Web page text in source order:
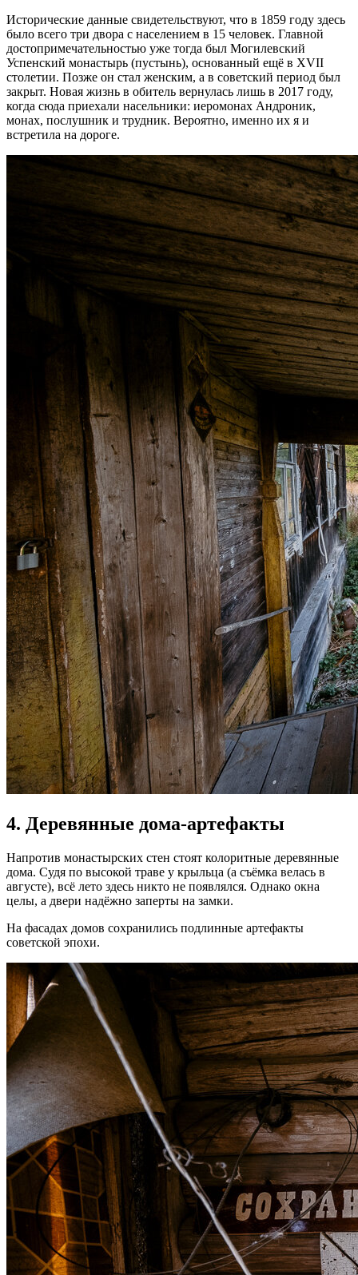
Исторические данные свидетельствуют, что в 1859 году здесь
было всего три двора с населением в 15 человек. Главной
достопримечательностью уже тогда был Могилевский
Успенский монастырь (пустынь), основанный ещё в XVII
столетии. Позже он стал женским, а в советский период был
закрыт. Новая жизнь в обитель вернулась лишь в 2017 году,
когда сюда приехали насельники: иеромонах Андроник,
монах, послушник и трудник. Вероятно, именно их я и
встретила на дороге.
4. Деревянные дома-артефакты
Напротив монастырских стен стоят колоритные деревянные
дома. Судя по высокой траве у крыльца (а съёмка велась в
августе), всё лето здесь никто не появлялся. Однако окна
целы, а двери надёжно заперты на замки.
На фасадах домов сохранились подлинные артефакты
советской эпохи.